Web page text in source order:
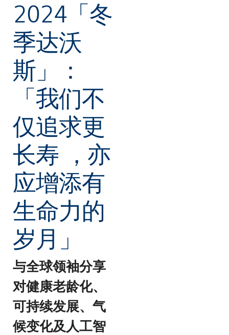
2024「冬
季达沃
斯」：
「我们不
仅追求更
长寿 ，亦
应增添有
生命力的
岁月」
与全球领袖分享
对健康老龄化、
可持续发展、气
候变化及人工智